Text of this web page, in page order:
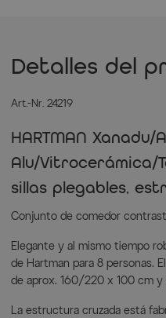
Detalles del
Art.-Nr. 24219
HARTMAN
Alu/Vitrocerámica/
sillas plegables,
Conjunto de comedor
Elegante y al mismo tiempo
de Hartman para 8 personas.
de aprox. 160/220 x 100 cm y
La estructura cruzada está